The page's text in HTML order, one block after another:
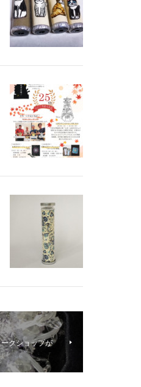
クショップが